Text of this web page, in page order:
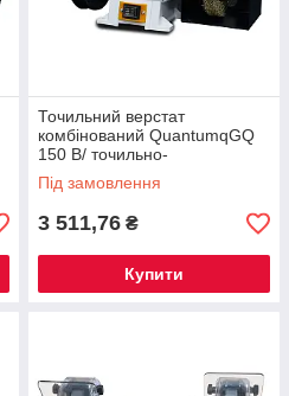
Точильний верстат
комбінований QuantumqGQ
150 B/ точильно-
шліфувальний
Під замовлення
3 511,76 ₴
Купити